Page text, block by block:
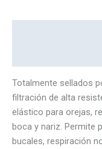
Totalmente sellados
filtración de alta
elástico para orejas,
boca y nariz. Permite
bucales, respiración